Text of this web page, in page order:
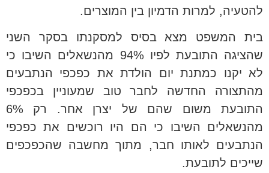
להטעיה, למרות הדמיון בין המוצרים.
בית המשפט מצא בסיס למסקנתו בסקר השני
שהציגה התובעת לפיו 94% מהנשאלים השיבו כי
לא יקנו כמתנת יום הולדת את כפכפי הנתבעים
מהתצורה החדשה לחבר טוב שמעוניין בכפכפי
התובעת משום שהם של יצרן אחר. רק 6%
מהנשאלים השיבו כי הם היו רוכשים את כפכפי
הנתבעים לאותו חבר, מתוך מחשבה שהכפכפים
שייכים לתובעת.